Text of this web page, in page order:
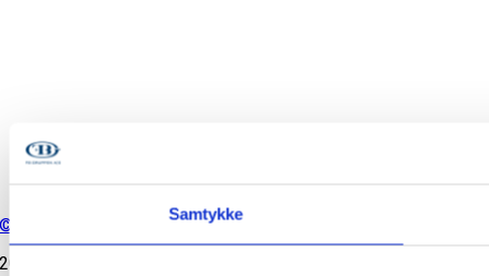
Samtykke
©
2026